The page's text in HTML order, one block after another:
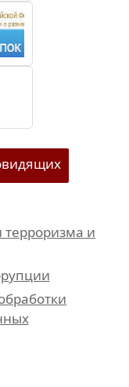
терроризма и